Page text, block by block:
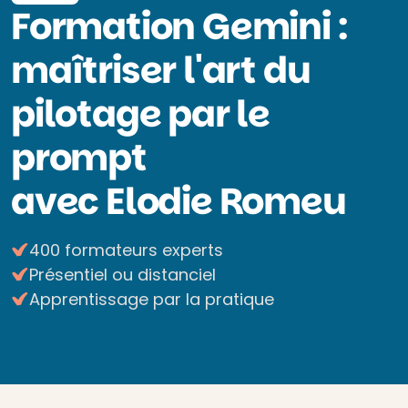
FormationGemini :
maîtriser l'art du
pilotage par le
prompt
avec Elodie Romeu
400 formateurs experts
Présentiel ou distanciel
Apprentissage par la pratique